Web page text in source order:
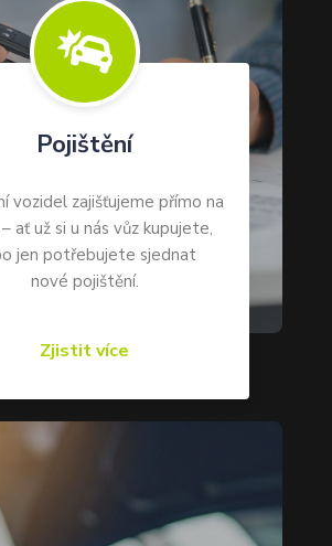

Pojištění
vozidel zajišťujeme přímo na
ať už si u nás vůz kupujete,
jen potřebujete sjednat
nové pojištění.
Zjistit více